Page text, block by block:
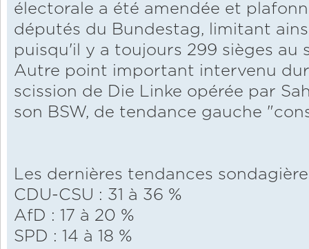
électorale a été amendée et
députés du Bundestag, limitant
puisqu'il y a toujours 299 sièges au
Autre point important intervenu
scission de Die Linke opérée par
son BSW, de tendance gauche
Les dernières tendances
CDU-CSU : 31 à 36 %
AfD : 17 à 20 %
SPD : 14 à 18 %